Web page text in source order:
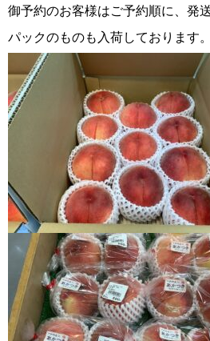
御予約のお客様はご予約順に、発
パックのものも入荷しております。